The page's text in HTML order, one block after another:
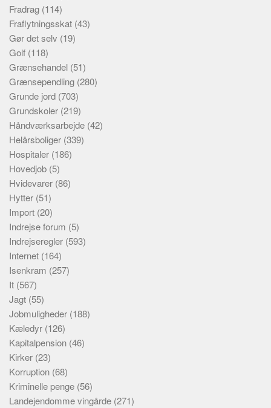
Fradrag (114)
Fraflytningsskat (43)
Gør det selv (19)
Golf (118)
Grænsehandel (51)
Grænsependling (280)
Grunde jord (703)
Grundskoler (219)
Håndværksarbejde (42)
Helårsboliger (339)
Hospitaler (186)
Hovedjob (5)
Hvidevarer (86)
Hytter (51)
Import (20)
Indrejse forum (5)
Indrejseregler (593)
Internet (164)
Isenkram (257)
It (567)
Jagt (55)
Jobmuligheder (188)
Kæledyr (126)
Kapitalpension (46)
Kirker (23)
Korruption (68)
Kriminelle penge (56)
Landejendomme vingårde (271)